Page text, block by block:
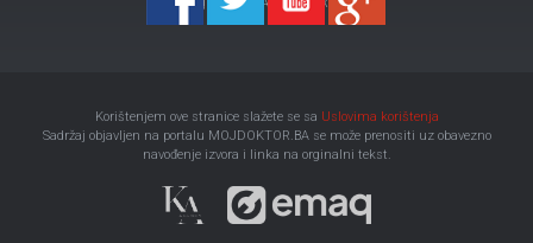
Korištenjem ove stranice slažete se sa Uslovima korištenja
Sadržaj objavljen na portalu MOJDOKTOR.BA se može prenositi uz obavezno
navođenje izvora i linka na orginalni tekst.